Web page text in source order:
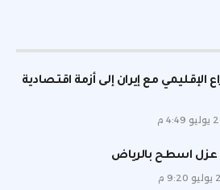
مع إيران إلى أزمة اقتصادية
عزل اسطح بالرياض